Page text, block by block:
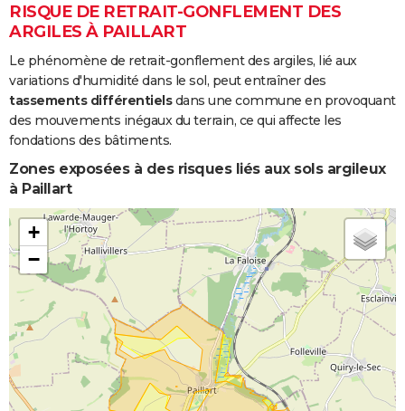
RISQUE DE RETRAIT-GONFLEMENT DES
ARGILES À PAILLART
Le phénomène de retrait-gonflement des argiles, lié aux
variations d'humidité dans le sol, peut entraîner des
tassements différentielsdans une commune en provoquant
des mouvements inégaux du terrain, ce qui affecte les
fondations des bâtiments.
Zones exposées à des risques liés aux sols argileux
à Paillart
+
−